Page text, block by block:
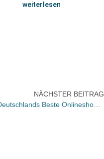
weiterlesen
NÄCHSTER BEITRAG